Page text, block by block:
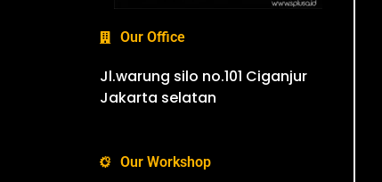
Our Office
Jl.warung silo no.101 Ciganjur
Jakarta selatan
Our Workshop